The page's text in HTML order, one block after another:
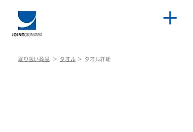
取り扱い商品 ＞ タオル ＞ タオル詳細